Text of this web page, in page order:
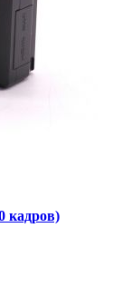
кадров)